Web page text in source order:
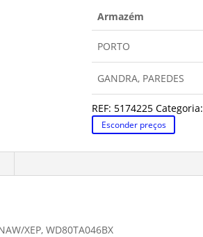
Armazém
PORTO
GANDRA, PAREDES
REF: 5174225 Categoria:
Esconder preços
XEP, WD80TA046BX